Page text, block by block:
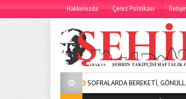
Hakkımızda Çerez Politikası
SOFRALARDA BEREKETİ, GÖNÜLLERDE